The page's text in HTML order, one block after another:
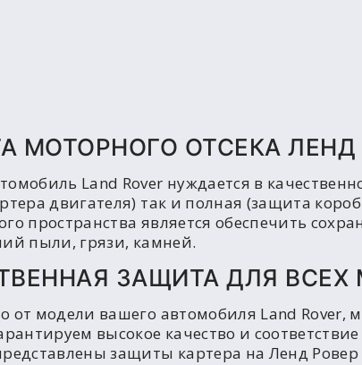
МОТОРНОГО ОТСЕКА ЛЕНД
Land Rover нуждается в
двигателя) так и полная (защита
пространства является обеспечить
пыли, грязи, камней.
ЗАЩИТА ДЛЯ ВСЕХ
от модели вашего автомобиля Land
высокое качество и
защиты картера на Ленд